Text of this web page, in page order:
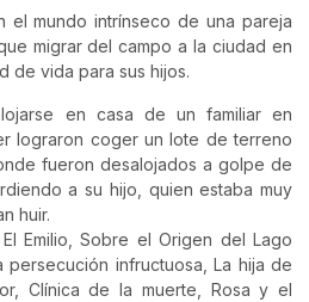
el mundo intrínseco de una pareja
migrar del campo a la ciudad en
de vida para sus hijos.
en casa de un familiar en
lograron coger un lote de terreno
fueron desalojados a golpe de
a su hijo, quien estaba muy
huir.
Emilio, Sobre el Origen del Lago
persecución infructuosa, La hija de
Clínica de la muerte, Rosa y el